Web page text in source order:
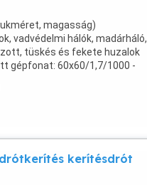
magasság)
vadvédelmi hálók, madárháló,
tüskés és fekete huzalok
gépfonat: 60x60/1,7/1000 -
...
kerítésdrót